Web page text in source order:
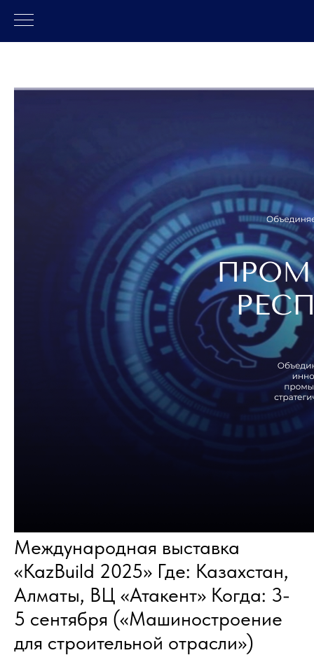
Международная выставка
«KazBuild 2025» Где: Казахстан,
Алматы, ВЦ «Атакент» Когда: 3-
5 сентября («Машиностроение
для строительной отрасли»)